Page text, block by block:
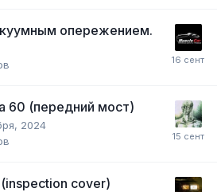
опережением.
60 (передний мост)
2024
cover)